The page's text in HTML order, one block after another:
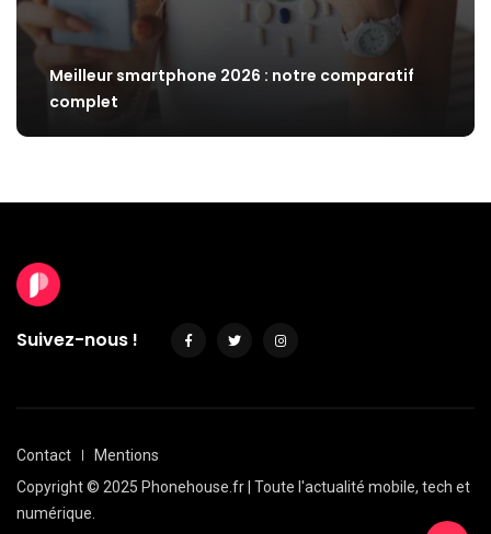
Meilleur smartphone 2026 : notre comparatif
complet
Suivez-nous !
Contact
Mentions
Copyright © 2025 Phonehouse.fr | Toute l'actualité mobile, tech et
numérique.